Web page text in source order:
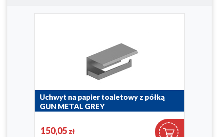
Uchwyt na papier toaletowy z półką
GUN METAL GREY
150,05 zł